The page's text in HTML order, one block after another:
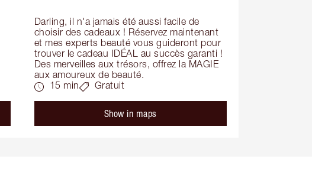
Darling, il n'a jamais été aussi facile de
choisir des cadeaux ! Réservez maintenant
et mes experts beauté vous guideront pour
trouver le cadeau IDÉAL au succès garanti !
Des merveilles aux trésors, offrez la MAGIE
aux amoureux de beauté.
15 min
Gratuit
Show in maps